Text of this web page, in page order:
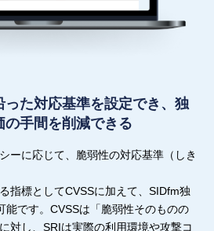
た対応基準を設定でき、 独
の手間を削減できる
ーに応じて、脆弱性の対応基準（しき
指標としてCVSSに加えて、SIDfm独
能です。CVSSは「脆弱性そのものの
対し、SRIは実際の利用環境や攻撃コ